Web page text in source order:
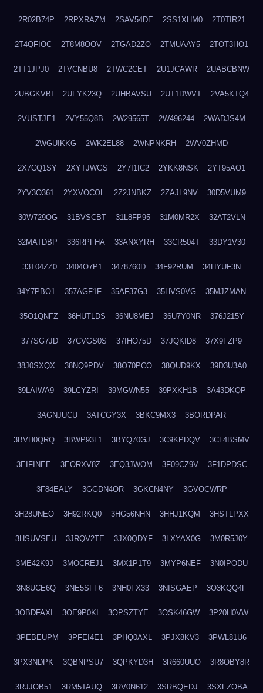
2R02B74P 2RPXRAZM 2SAV54DE 2SS1XHM0 2T0TIR21
2T4QFIOC 2T8M8OOV 2TGAD2ZO 2TMUAAY5 2TOT3HO1
2TT1JPJ0 2TVCNBU8 2TWC2CET 2U1JCAWR 2UABCBNW
2UBGKVBI 2UFYK23Q 2UHBAVSU 2UT1DWVT 2VA5KTQ4
2VUSTJE1 2VY55Q8B 2W29565T 2W496244 2WADJS4M
2WGUIKKG 2WK2EL88 2WNPNKRH 2WV0ZHMD
2X7CQ1SY 2XYTJWGS 2Y7I1IC2 2YKK8NSK 2YT95AO1
2YV3O361 2YXVOCOL 2Z2JNBKZ 2ZAJL9NV 30D5VUM9
30W729OG 31BVSCBT 31L8FP95 31M0MR2X 32AT2VLN
32MATDBP 336RPFHA 33ANXYRH 33CR504T 33DY1V30
33T04ZZ0 3404O7P1 3478760D 34F92RUM 34HYUF3N
34Y7PBO1 357AGF1F 35AF37G3 35HVS0VG 35MJZMAN
35O1QNFZ 36HUTLDS 36NU8MEJ 36U7Y0NR 376J215Y
377SG7JD 37CVGS0S 37IHO75D 37JQKID8 37X9FZP9
38J0SXQX 38NQ9PDV 38O70PCO 38QUD9KX 39D3U3A0
39LAIWA9 39LCYZRI 39MGWN55 39PXKH1B 3A43DKQP
3AGNJUCU 3ATCGY3X 3BKC9MX3 3BORDPAR
3BVH0QRQ 3BWP93L1 3BYQ70GJ 3C9KPDQV 3CL4BSMV
3EIFINEE 3EORXV8Z 3EQ3JWOM 3F09CZ9V 3F1DPDSC
3F84EALY 3GGDN4OR 3GKCN4NY 3GVOCWRP
3H28UNEO 3H92RKQ0 3HG56NHN 3HHJ1KQM 3HSTLPXX
3HSUVSEU 3JRQV2TE 3JX0QDYF 3LXYAX0G 3M0R5J0Y
3ME42K9J 3MOCREJ1 3MX1P1T9 3MYP6NEF 3N0IPODU
3N8UCE6Q 3NE5SFF6 3NH0FX33 3NISGAEP 3O3KQQ4F
3OBDFAXI 3OE9P0KI 3OPSZTYE 3OSK46GW 3P20H0VW
3PEBEUPM 3PFEI4E1 3PHQ0AXL 3PJX8KV3 3PWL81U6
3PX3NDPK 3QBNPSU7 3QPKYD3H 3R660UUO 3R8OBY8R
3RJJOB51 3RM5TAUQ 3RV0N612 3SRBQEDJ 3SXFZOBA